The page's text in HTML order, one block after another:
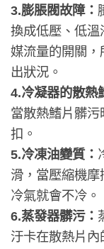
3.膨脹閥故障：
換成低壓、低
媒流量的開關
出狀況。
4.冷凝器的散熱
當散熱鰭片髒
扣。
5.冷凍油變質：
滑，當壓縮機摩
冷氣就會不冷。
6.蒸發器髒污：
汙卡在散熱片